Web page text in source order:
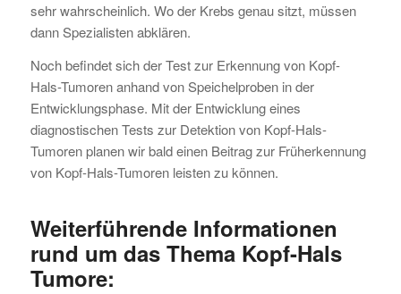
sehr wahrscheinlich. Wo der Krebs genau sitzt, müssen
dann Spezialisten abklären.
Noch befindet sich der Test zur Erkennung von Kopf-
Hals-Tumoren anhand von Speichelproben in der
Entwicklungsphase. Mit der Entwicklung eines
diagnostischen Tests zur Detektion von Kopf-Hals-
Tumoren planen wir bald einen Beitrag zur Früherkennung
von Kopf-Hals-Tumoren leisten zu können.
Weiterführende Informationen
rund um das Thema Kopf-Hals
Tumore: